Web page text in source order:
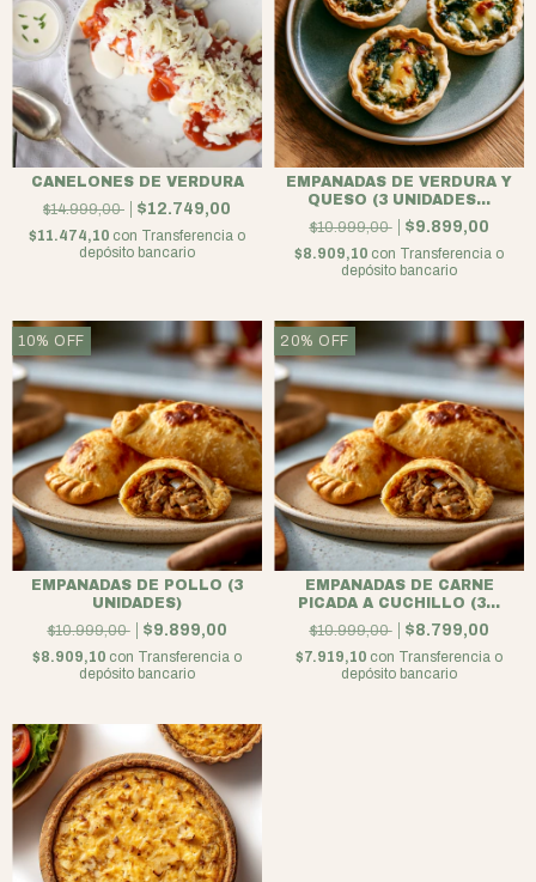
CANELONES DE VERDURA
$14.999,00
$12.749,00
$11.474,10 con Transferencia o
depósito bancario
EMPANADAS DE VERDURA Y
QUESO (3 UNIDADES...
$10.999,00
$9.899,00
$8.909,10 con Transferencia o
depósito bancario
10% OFF
EMPANADAS DE POLLO (3
UNIDADES)
$10.999,00
$9.899,00
$8.909,10 con Transferencia o
depósito bancario
20% OFF
EMPANADAS DE CARNE
PICADA A CUCHILLO (3...
$10.999,00
$8.799,00
$7.919,10 con Transferencia o
depósito bancario